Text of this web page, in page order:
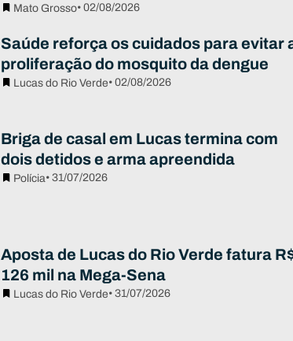
Mato Grosso• 02/08/2026
Saúde reforça os cuidados para evitar
proliferação do mosquito da dengue
Lucas do Rio Verde• 02/08/2026
Briga de casal em Lucas termina com
dois detidos e arma apreendida
Polícia• 31/07/2026
Aposta de Lucas do Rio Verde fatura
126 mil na Mega-Sena
Lucas do Rio Verde• 31/07/2026